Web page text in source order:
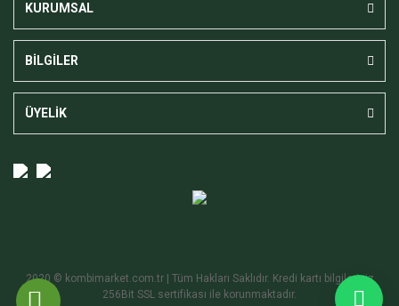
KURUMSAL
BİLGİLER
ÜYELİK
2020 © kombimarket.com.tr | Tüm Hakları Saklıdır. Kredi kartı bilgileriniz
256Bit SSL sertifikası ile korunmaktadır.